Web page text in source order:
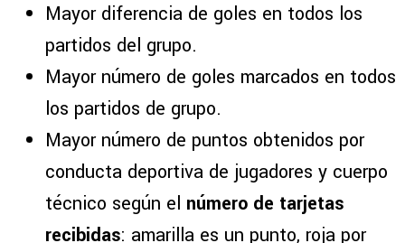
Mayor diferencia de goles en todos los
partidos del grupo.
Mayor número de goles marcados en todos
los partidos de grupo.
Mayor número de puntos obtenidos por
conducta deportiva de jugadores y cuerpo
técnico según el número de tarjetas
recibidas: amarilla es un punto, roja por